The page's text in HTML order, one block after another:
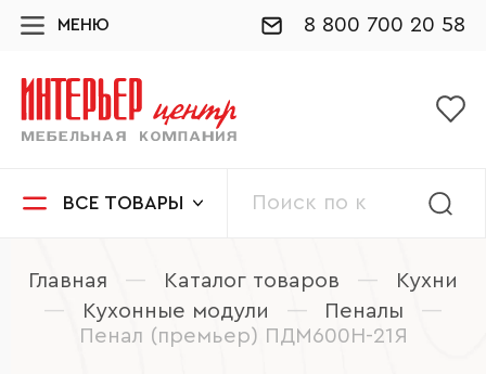
МЕНЮ 8 800 700 20 58
ВСЕ ТОВАРЫ
Главная — Каталог товаров —
Кухни
—
Кухонные модули — Пеналы
—
Пенал (премьер) ПДМ600Н-21Я